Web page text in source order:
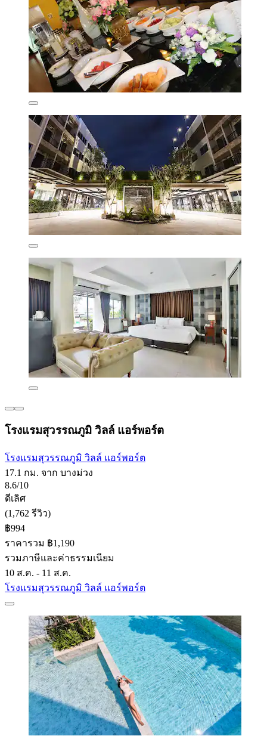
โรงแรมสุวรรณภูมิ วิลล์ แอร์พอร์ต
โรงแรมสุวรรณภูมิ วิลล์ แอร์พอร์ต
17.1 กม. จาก บางม่วง
8.6/10
ดีเลิศ
(1,762 รีวิว)
฿994
ราคารวม ฿1,190
รวมภาษีและค่าธรรมเนียม
10 ส.ค. - 11 ส.ค.
โรงแรมสุวรรณภูมิ วิลล์ แอร์พอร์ต